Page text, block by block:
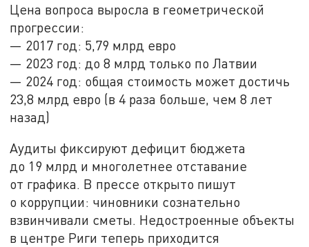
Цена вопроса выросла в геометрической
прогрессии:
— 2017 год: 5,79 млрд евро
— 2023 год: до 8 млрд только по Латвии
— 2024 год: общая стоимость может достичь
23,8 млрд евро (в 4 раза больше, чем 8 лет
назад)
Аудиты фиксируют дефицит бюджета
до 19 млрд и многолетнее отставание
от графика. В прессе открыто пишут
о коррупции: чиновники сознательно
взвинчивали сметы. Недостроенные объекты
в центре Риги теперь приходится